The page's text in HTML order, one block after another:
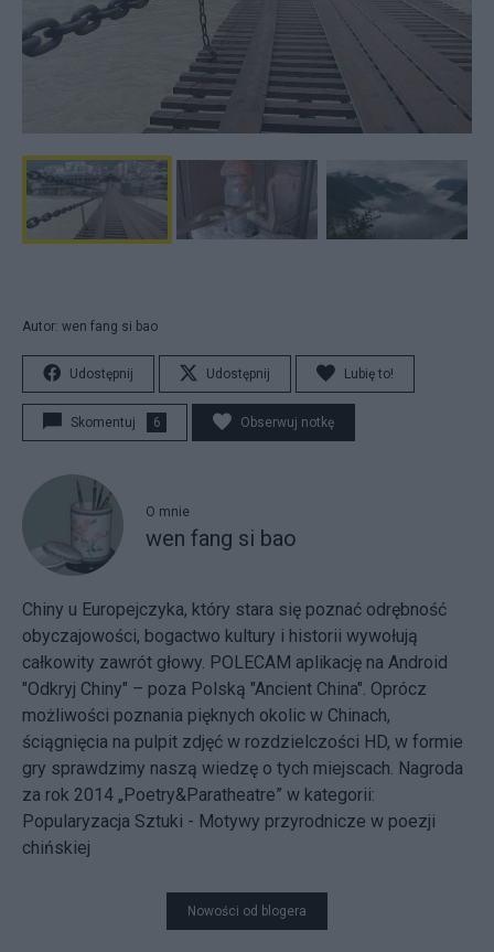
Autor: wen fang si bao
Udostępnij Udostępnij Lubię to!
Skomentuj 6 Obserwuj notkę
O mnie
wen fang si bao
Chiny u Europejczyka, który stara się poznać odrębność
obyczajowości, bogactwo kultury i historii wywołują
całkowity zawrót głowy. POLECAM aplikację na Android
"Odkryj Chiny" – poza Polską "Ancient China". Oprócz
możliwości poznania pięknych okolic w Chinach,
ściągnięcia na pulpit zdjęć w rozdzielczości HD, w formie
gry sprawdzimy naszą wiedzę o tych miejscach. Nagroda
za rok 2014 „Poetry&Paratheatre” w kategorii:
Popularyzacja Sztuki - Motywy przyrodnicze w poezji
chińskiej
Nowości od blogera